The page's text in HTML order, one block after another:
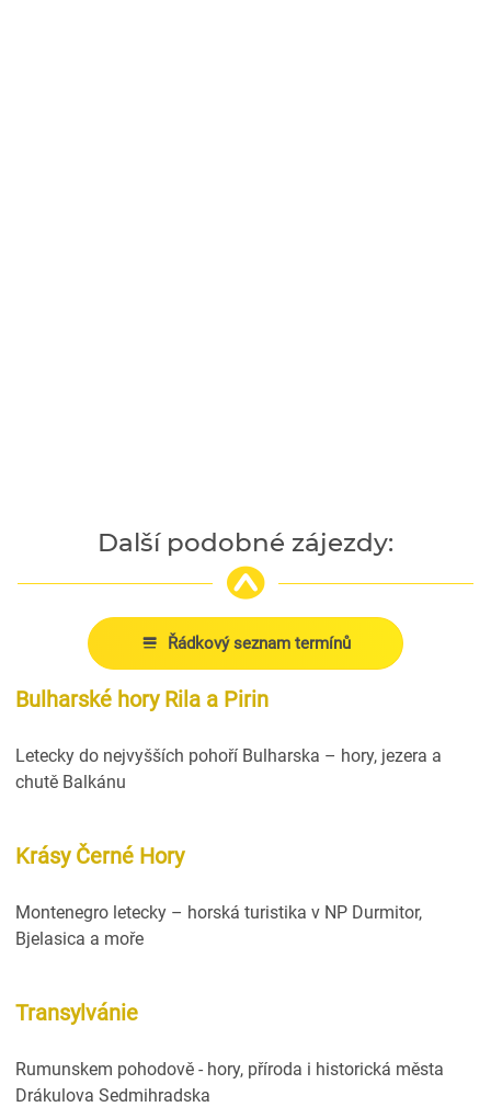
Další podobné zájezdy:
Řádkový seznam termínů
Bulharské hory Rila a Pirin
Letecky do nejvyšších pohoří Bulharska – hory, jezera a
chutě Balkánu
Krásy Černé Hory
Montenegro letecky – horská turistika v NP Durmitor,
Bjelasica a moře
Transylvánie
Rumunskem pohodově - hory, příroda i historická města
Drákulova Sedmihradska